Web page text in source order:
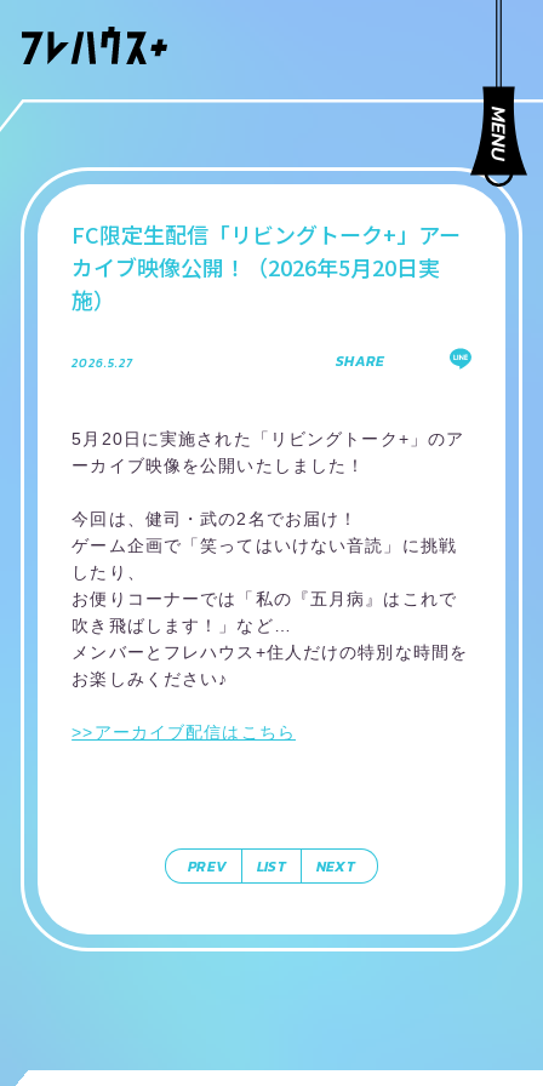
FC限定生配信「リビングトーク+」アー
カイブ映像公開！（2026年5月20日実
施）
2026.5.27 SHARE
5月20日に実施された「リビングトーク+」のア
ーカイブ映像を公開いたしました！
今回は、健司・武の2名でお届け！
ゲーム企画で「笑ってはいけない音読」に挑戦
したり、
お便りコーナーでは「私の『五月病』はこれで
吹き飛ばします！」など…
メンバーとフレハウス+住人だけの特別な時間を
お楽しみください♪
>>アーカイブ配信はこちら
PREV LIST NEXT